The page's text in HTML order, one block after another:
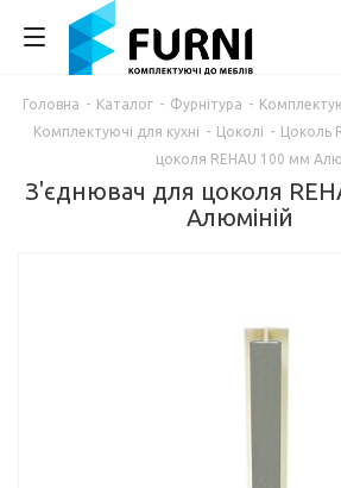
Головна - Каталог - Фурнітура -
Комплектуючі для кухні - Цоколі - Цоколь
цоколя REHAU 100 мм
З'єднювач для цоколя
Алюміній